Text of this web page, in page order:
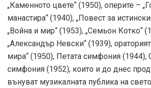
„Каменното цвете“ (1950), оперите –
манастира“ (1940), „Повест за
„Война и мир“ (1953), „Семьон Котко“
„Александър Невски“ (1939),
мира“ (1950), Петата симфония (1944),
симфония (1952), които и до днес
вънуват музикалната публика на